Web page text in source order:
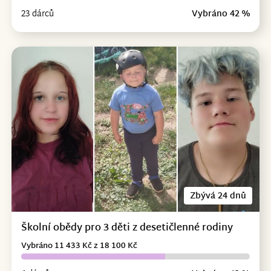
23 dárců Vybráno 42 %
Zbývá 24 dnů
Školní obědy pro 3 děti z desetičlenné rodiny
Vybráno 11 433 Kč z 18 100 Kč